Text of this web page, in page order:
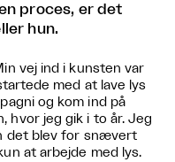
proces, er det
hun.
vej ind i kunsten var
med at lave lys
og kom ind på
hvor jeg gik i to år. Jeg
det blev for snævert
at arbejde med lys.